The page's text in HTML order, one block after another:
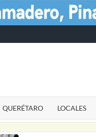
QUERÉTARO LOCALES